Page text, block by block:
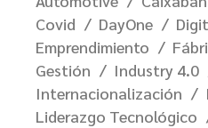
Covid
DayOne
Emprendimiento
Gestión
Industry 4.0
Internacionalización
Liderazgo Tecnológico